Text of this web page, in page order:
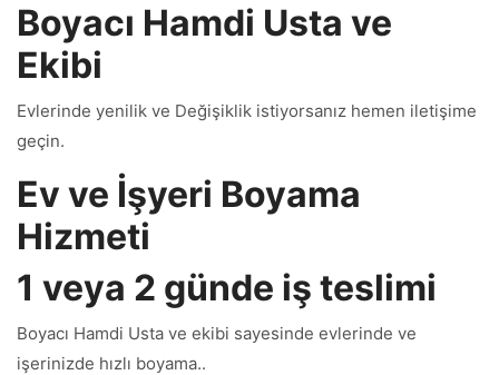
Boyacı Hamdi Usta ve
Ekibi
Evlerinde yenilik ve Değişiklik istiyorsanız hemen iletişime
geçin.
Ev ve İşyeri Boyama
Hizmeti
1 veya 2 günde iş teslimi
Boyacı Hamdi Usta ve ekibi sayesinde evlerinde ve
işerinizde hızlı boyama..